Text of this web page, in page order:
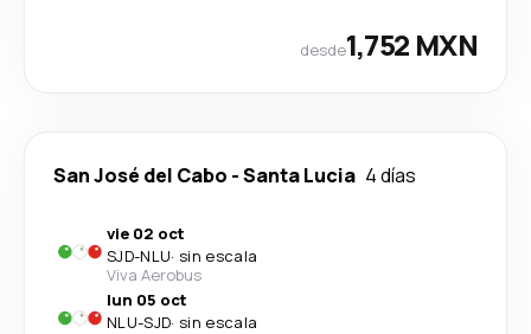
desde1,752 MXN
San José del Cabo -Santa Lucia 4 días
vie 02 oct
SJD-NLU· sin escala
Viva Aerobus
lun 05 oct
NLU-SJD· sin escala